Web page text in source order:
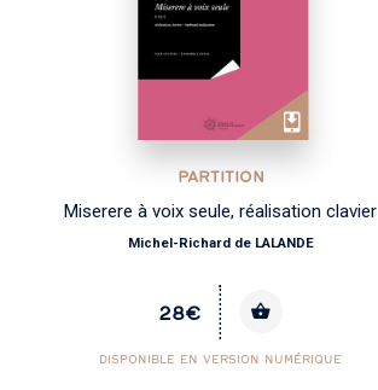
PARTITION
Miserere à voix seule, réalisation clavier
Michel-Richard de LALANDE
28€
DISPONIBLE EN VERSION NUMÉRIQUE